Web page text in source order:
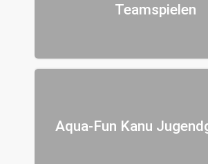
Teamspielen
Aqua-Fun Kanu